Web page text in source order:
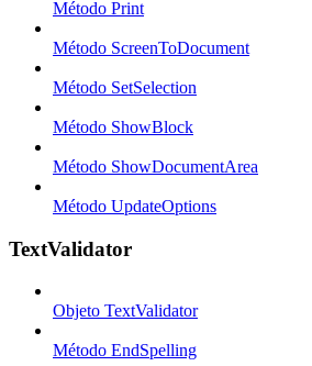
Método Print
Método ScreenToDocument
Método SetSelection
Método ShowBlock
Método ShowDocumentArea
Método UpdateOptions
TextValidator
Objeto TextValidator
Método EndSpelling